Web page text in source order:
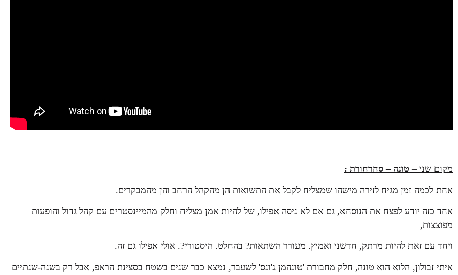
מקום שני – טונה – סחרחורת :
אחת לכמה זמן מגיח לזירה מישהו שמצליח לקבל את התשואות הן מהקהל הרחב והן מהמבקרים.
אחד כזה יודע לפצח את הנוסחא, גם אם לא ניסה אפילו, של להיות אמן מצליח וחלק מהמיינסטרים עם קהל גדול והופעות
מפוצצות,
ויחד עם זאת להיות מרתק, חדשני ואמיץ. מעורר השתאות? בהחלט. היסטורי?. אולי אפילו גם זה.
איתי זבולון, הלוא הוא טונה, חלק מחבורת 'טונהמן ג'ונס' לשעבר, נמצא כבר שנים בשטח בסצינת הראפ, אבל רק בשנה-שנתיים